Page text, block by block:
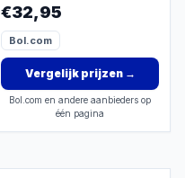
€32,95
Bol.com
Vergelijk prijzen→
Bol.com en andere aanbieders op
één pagina